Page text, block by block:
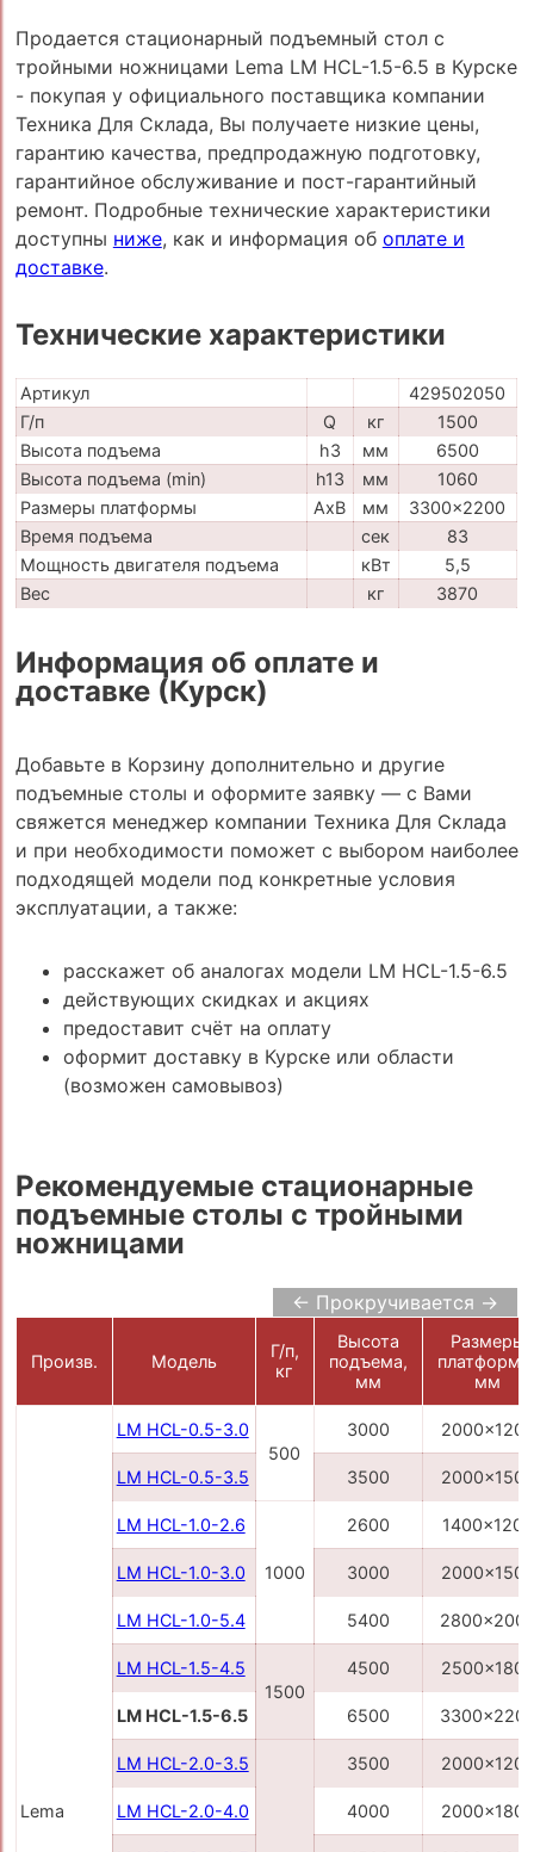
Продается стационарный подъемный стол с
тройными ножницами Lema LM HCL-1.5-6.5 в Курске
- покупая у официального поставщика компании
Техника Для Склада, Вы получаете низкие цены,
гарантию качества, предпродажную подготовку,
гарантийное обслуживание и пост-гарантийный
ремонт. Подробные технические характеристики
доступны ниже, как и информация об оплате и
доставке.
Технические характеристики
Артикул
429502050
Г/п
Q кг
1500
Высота подъема
h3 мм
6500
Высота подъема (min)
h13 мм
1060
Размеры платформы
AxB мм
3300x2200
Время подъема
сек
83
Мощность двигателя подъема
кВт
5,5
Вес
кг 3870
Информация об оплате и
доставке (Курск)
Добавьте в Корзину дополнительно и другие
подъемные столы и оформите заявку — с Вами
свяжется менеджер компании Техника Для Склада
и при необходимости поможет с выбором наиболее
подходящей модели под конкретные условия
эксплуатации, а также:
расскажет об аналогах модели LM HCL-1.5-6.5
действующих скидках и акциях
предоставит счёт на оплату
оформит доставку в Курске или области
(возможен самовывоз)
Рекомендуемые стационарные
подъемные столы с тройными
ножницами
← Прокручивается →
Произв. Модель
Г/п,
кг
Высота
подъема,
мм
Размеры
мм
Lema
LM HCL-0.5-3.0
500
3000 2000x1200
LM HCL-0.5-3.5 3500 2000x1500
LM HCL-1.0-2.6
1000
2600 1400x1200
LM HCL-1.0-3.0 3000 2000x1500
LM HCL-1.0-5.4 5400
LM HCL-1.5-4.5
1500
4500 2500x1800
LM HCL-1.5-6.5 6500
LM HCL-2.0-3.5 3500 2000x1200
LM HCL-2.0-4.0 4000 2000x1800